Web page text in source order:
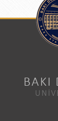
BAKI